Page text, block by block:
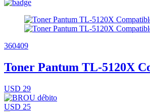
360409
Toner Pantum TL-5120X
USD 29
USD 25